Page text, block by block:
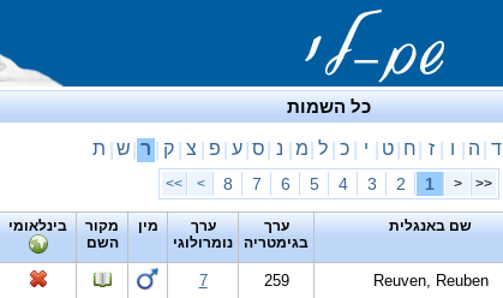
כל השמות
ד ה ו ז ח ט י כ ל מ נ ס ע פ צ ק ר ש ת
<<
<
1
2
3
4
5
6
7
8
>
>>
שם באנגלית
ערך
בגימטריה
ערך
נומרולוגי
מין
מקור
השם
בינלאומי
Reuven, Reuben
259
7